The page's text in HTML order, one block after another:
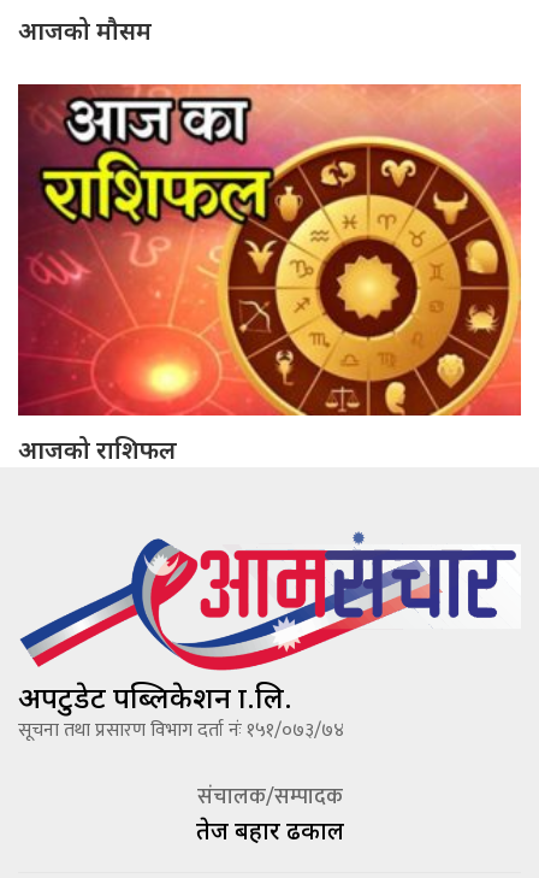
आजको मौसम
आजको राशिफल
अपटुडेट पब्लिकेशन प्रा.लि.
सूचना तथा प्रसारण विभाग दर्ता नंः १५१/०७३/७४
संचालक/सम्पादक
तेज बहादूर ढकाल